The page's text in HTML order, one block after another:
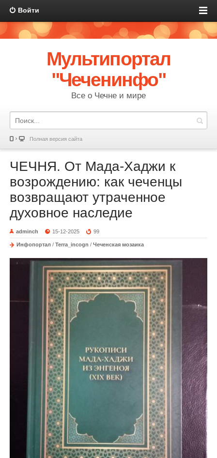
Войти
Мультипортал
"Чеченинфо"
Все о Чечне и мире
Полная версия сайта
ЧЕЧНЯ. От Мада-Хаджи к
возрождению: как чеченцы
возвращают утраченное
духовное наследие
adminch 15-12-2025 99
Инфопортал / Terra_incogn / Чеченская мозаика